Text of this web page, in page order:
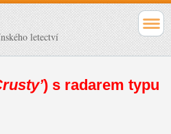
letectví
) s radarem typu